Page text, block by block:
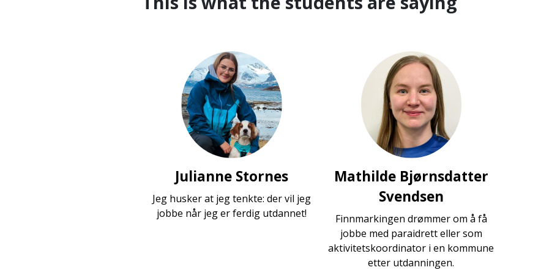
Julianne Stornes
Jeg husker at jeg tenkte: der vil jeg
jobbe når jeg er ferdig utdannet!
Mathilde Bjørnsdatter
Svendsen
Finnmarkingen drømmer om å få
jobbe med paraidrett eller som
aktivitetskoordinator i en kommune
etter utdanningen.